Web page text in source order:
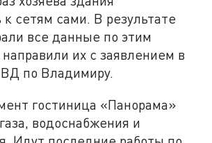
сетям сами. В результате
все данные по этим
их с заявлением в
по Владимиру.
гостиница «Панорама»
водоснабжения и